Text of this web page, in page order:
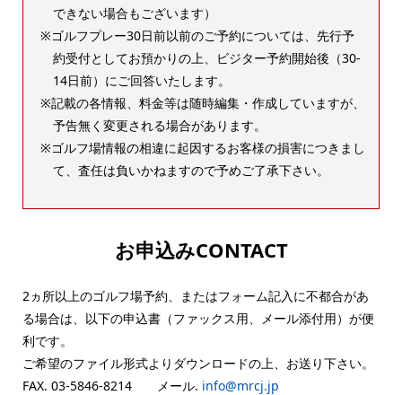
できない場合もございます）
ゴルフプレー30日前以前のご予約については、先行予
約受付としてお預かりの上、ビジター予約開始後（30-
14日前）にご回答いたします。
記載の各情報、料金等は随時編集・作成していますが、
予告無く変更される場合があります。
ゴルフ場情報の相違に起因するお客様の損害につきまし
て、査任は負いかねますので予めご了承下さい。
お申込みCONTACT
2ヵ所以上のゴルフ場予約、またはフォーム記入に不都合があ
る場合は、以下の申込書（ファックス用、メール添付用）が便
利です。
ご希望のファイル形式よりダウンロードの上、お送り下さい。
FAX. 03-5846-8214 メール. info@mrcj.jp